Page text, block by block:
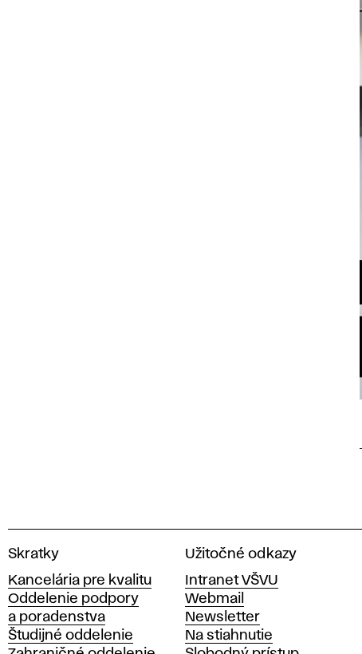
V
s
o
k
á
Skratky
Kancelária pre kvalitu
Oddelenie podpory
a poradenstva
Študijné oddelenie
Užitočné odkazy
Intranet VŠVU
Webmail
Newsletter
Na stiahnutie